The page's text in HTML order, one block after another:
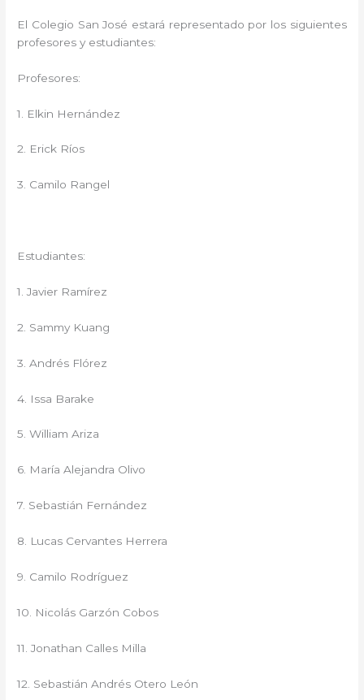
El Colegio San José estará representado por los siguientes
profesores y estudiantes:
Profesores:
1. Elkin Hernández
2. Erick Ríos
3. Camilo Rangel
Estudiantes:
1. Javier Ramírez
2. Sammy Kuang
3. Andrés Flórez
4. Issa Barake
5. William Ariza
6. María Alejandra Olivo
7. Sebastián Fernández
8. Lucas Cervantes Herrera
9. Camilo Rodríguez
10. Nicolás Garzón Cobos
11. Jonathan Calles Milla
12. Sebastián Andrés Otero León